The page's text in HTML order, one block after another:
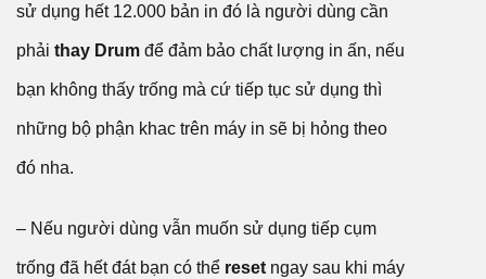
sử dụng hết 12.000 bản in đó là người dùng cần
phải thay Drum để đảm bảo chất lượng in ấn, nếu
bạn không thấy trống mà cứ tiếp tục sử dụng thì
những bộ phận khac trên máy in sẽ bị hỏng theo
đó nha.
– Nếu người dùng vẫn muốn sử dụng tiếp cụm
trống đã hết đát bạn có thể reset ngay sau khi máy